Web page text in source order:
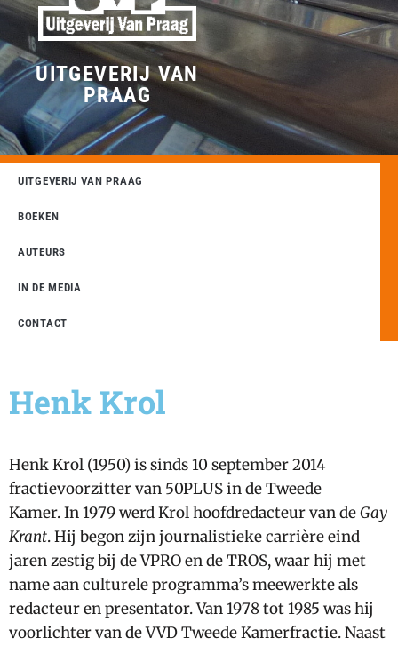
UITGEVERIJ VAN
PRAAG
UITGEVERIJ VAN PRAAG
BOEKEN
AUTEURS
IN DE MEDIA
CONTACT
Henk Krol
Henk Krol (1950) is sinds 10 september 2014
fractievoorzitter van 50PLUS in de Tweede
Kamer. In 1979 werd Krol hoofdredacteur van deGay
Krant. Hij begon zijn journalistieke carrière eind
jaren zestig bij de VPRO en de TROS, waar hij met
name aan culturele programma’s meewerkte als
redacteur en presentator. Van 1978 tot 1985 was hij
voorlichter van de VVD Tweede Kamerfractie. Naast